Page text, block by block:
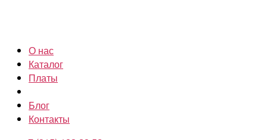
О нас
Каталог
Платы
Блог
Контакты